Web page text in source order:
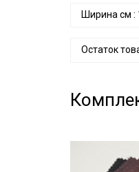
Ширина см :
Остаток